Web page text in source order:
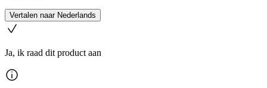
Vertalen naar Nederlands
Ja, ik raad dit product aan